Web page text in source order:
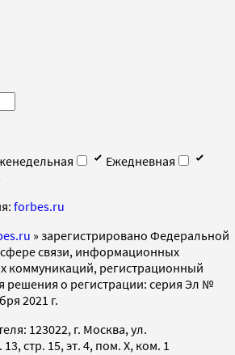
Ежедневная
forbes.ru
» зарегистрировано Федеральной
связи, информационных
коммуникаций, регистрационный
решения о регистрации: серия Эл №
2021 г.
123022, г. Москва, ул.
стр. 15, эт. 4, пом. X, ком. 1